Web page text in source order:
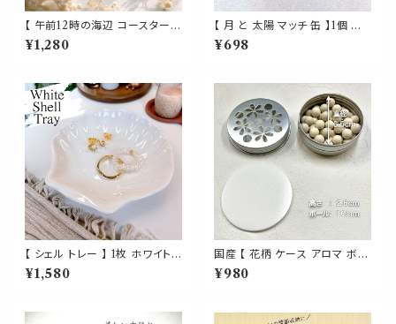
【 午前12時の海辺 コースター】
ガラス グラデーション 海 夏 お
しゃれ 涼しげデザイン 透明 ク
ー トレイ 小物置き インテリア
ギフト プレゼント 贈り物 お祝い
新築祝い かわいい キッチン
¥1,280
【 月 と 太陽 マッチ 缶 】1個 ブラ
ック スライド式 タブレット ブリ
キ缶 マッチストライカー付き ア
ルケース サプリメント キャンデ
ィケース 小物入れ 携帯用 コン
テナ 薄型 収納 ケース おしゃれ
¥698
【 シェル トレー 】 1枚 ホワイト
貝 貝殻 海 ハワイ 器 食器 お皿
小皿 豆皿 醤油皿 フルーツ皿 香
ー トレイ トレイ インテリア キッ
¥1,580
国産 【 花柄 ケース アロマ ボー
ル ディフューザー 】シルバー 日
本 陶磁器 香水 エッセンシャル
J 生活 玉 サロン 木
¥980